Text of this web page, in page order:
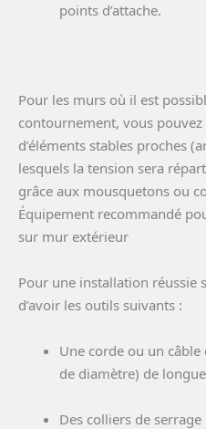
points d’attache.
Pour les murs où il est
contournement, vous
d’éléments stables proches
lesquels la tension sera
grâce aux mousquetons ou
Équipement recommandé
sur mur extérieur
Pour une installation réussie
d’avoir les outils suivants :
Une corde ou un
de diamètre) de
Des colliers de